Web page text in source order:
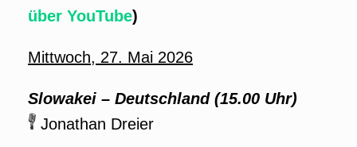
über YouTube)
Mittwoch, 27. Mai 2026
Slowakei – Deutschland (15.00 Uhr)
Jonathan Dreier